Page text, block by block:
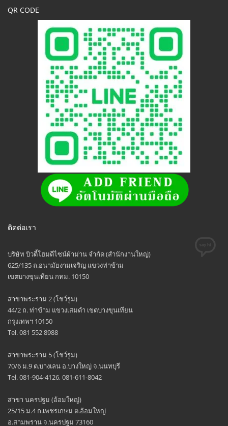
QR CODE
ติดต่อเรา
บริษัท บิวตี้โฮมดีไซน์ผ้าม่าน จำกัด (สำนักงานใหญ่)
625/135 ถ.อนามัยงามเจริญ แขวงท่าข้าม
เขตบางขุนเทียน กทม. 10150
สาขาพระราม 2 (โชว์รูม)
44/2 ถ. ท่าข้าม แขวงเสมดำ เขตบางขุนเทียน
กรุงเทพฯ 10150
Tel. 081 552 8988
สาขาพระราม 5 (โชว์รูม)
70/6 ม.9 ต.บางเลน อ.บางใหญ่ จ.นนทบุรี
Tel. 081-904-4126, 081-611-8042
สาขา นครปฐม (อ้อมใหญ่)
25/15 ม.4 ถ.เพชรเกษม ต.อ้อมใหญ่
อ.สามพราน จ.นครปฐม 73160